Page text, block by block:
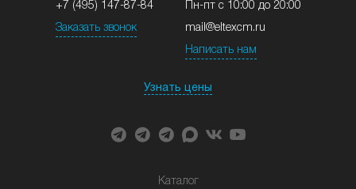
+7 (495) 147-87-84
Заказать звонок
Пн-пт с 10:00 до 20:00
mail@eltexcm.ru
Написать нам
Узнать цены
Каталог